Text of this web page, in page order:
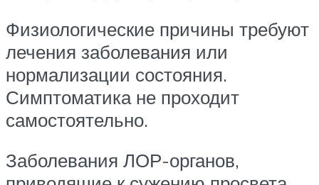
Физиологические причины требуют
лечения заболевания или
нормализации состояния.
Симптоматика не проходит
самостоятельно.
Заболевания ЛОР-органов,